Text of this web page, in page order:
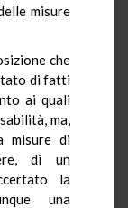
misure
che
di fatti
ai quali
ma,
misure di
di un
la
una